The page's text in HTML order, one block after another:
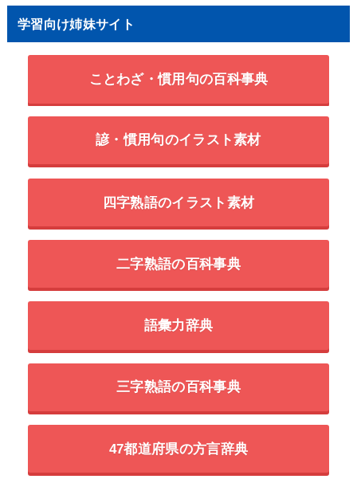
学習向け姉妹サイト
ことわざ・慣用句の百科事典
諺・慣用句のイラスト素材
四字熟語のイラスト素材
二字熟語の百科事典
語彙力辞典
三字熟語の百科事典
47都道府県の方言辞典